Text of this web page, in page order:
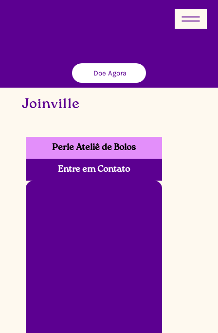
Doe Agora
Joinville
Perle Ateliê de Bolos
Entre em Contato